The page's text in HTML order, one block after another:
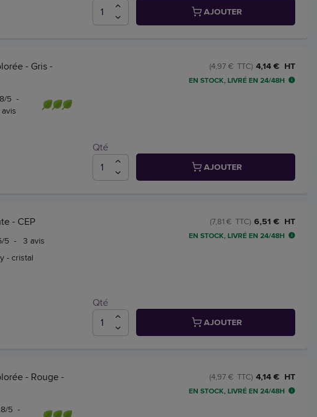
AJOUTER
- Gris -
/5 -
avis
4,14 € HT
(4,97 € TTC)
EN STOCK, LIVRÉ EN 24/48H
Qté
AJOUTER
- CEP
/5 - 3 avis
- cristal
6,51 € HT
(7,81 € TTC)
EN STOCK, LIVRÉ EN 24/48H
Qté
AJOUTER
- Rouge -
/5 -
4,14 € HT
(4,97 € TTC)
EN STOCK, LIVRÉ EN 24/48H